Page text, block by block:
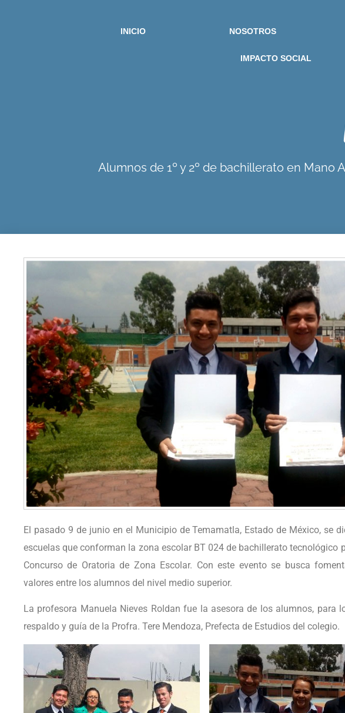
INICIO NOSOTROS
IMPACTO SOCIAL
Alumnos de 1º y 2º de bachillerato en
El pasado 9 de junio en el Municipio de Temamatla, Estado de México, se
escuelas que conforman la zona escolar BT 024 de bachillerato tecnológico
Concurso de Oratoria de Zona Escolar. Con este evento se busca
valores entre los alumnos del nivel medio superior.
La profesora Manuela Nieves Roldan fue la asesora de los alumnos, para
respaldo y guía de la Profra. Tere Mendoza, Prefecta de Estudios del colegio.